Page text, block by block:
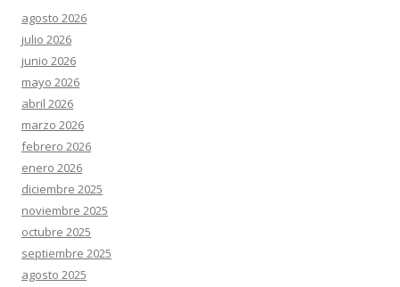
agosto 2026
julio 2026
junio 2026
mayo 2026
abril 2026
marzo 2026
febrero 2026
enero 2026
diciembre 2025
noviembre 2025
octubre 2025
septiembre 2025
agosto 2025